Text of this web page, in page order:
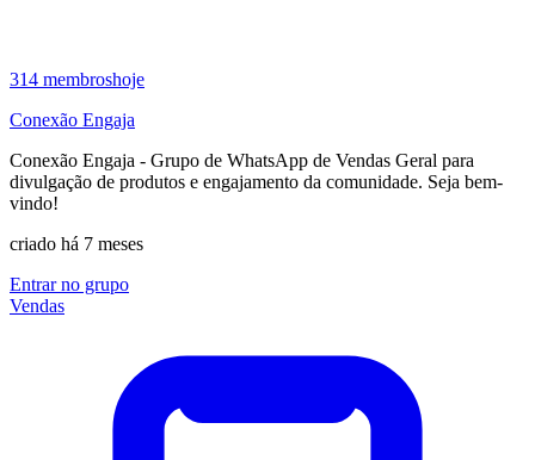
314 membroshoje
Conexão Engaja
Conexão Engaja - Grupo de WhatsApp de Vendas Geral para
divulgação de produtos e engajamento da comunidade. Seja bem-
vindo!
criado há 7 meses
Entrar no grupo
Vendas